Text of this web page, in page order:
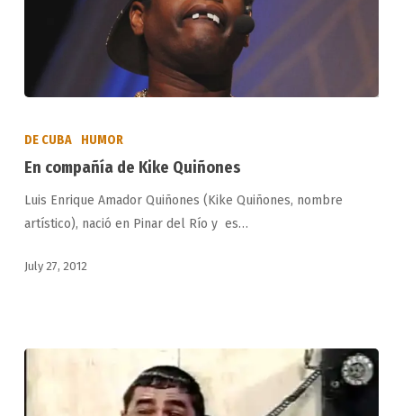
Kike
Quiñones
DE CUBA HUMOR
En compañía de Kike Quiñones
Luis Enrique Amador Quiñones (Kike Quiñones, nombre
artístico), nació en Pinar del Río y es…
July 27, 2012